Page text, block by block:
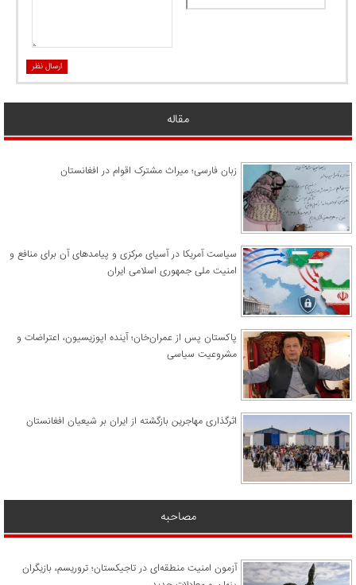
ارسال نظر
مقاله
زبان فارسی؛ میراث مشترک اقوام در افغانستان
سیاست آمریکا در آسیای مرکزی و پیامدهای آن برای منافع و
امنیت ملی جمهوری اسلامی ایران
پاکستان پس از عمران‌خان؛ آینده اپوزیسیون، اعتراضات و
مشروعیت سیاسی
اثرگذاری مهاجرین بازگشته از ایران بر شیعیان افغانستان
مصاحبه
آزمون امنیت منطقه‌ای در تاجیکستان؛ تروریسم، بازیگران